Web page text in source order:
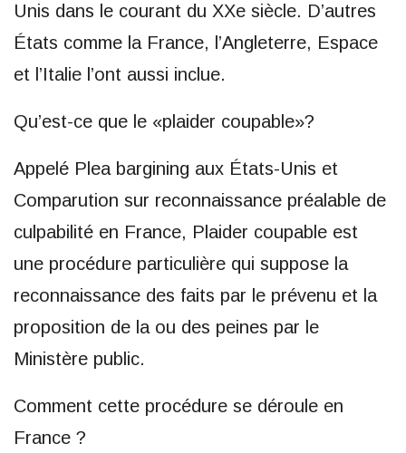
Unis dans le courant du XXe siècle. D’autres
États comme la France, l’Angleterre, Espace
et l’Italie l’ont aussi inclue.
Qu’est-ce que le «plaider coupable»?
Appelé Plea bargining aux États-Unis et
Comparution sur reconnaissance préalable de
culpabilité en France, Plaider coupable est
une procédure particulière qui suppose la
reconnaissance des faits par le prévenu et la
proposition de la ou des peines par le
Ministère public.
Comment cette procédure se déroule en
France ?